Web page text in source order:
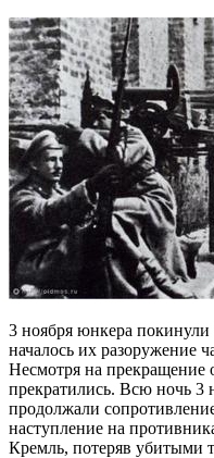
3 ноября юнкера
началось их разоружение
Несмотря на прекращение
прекратились. Всю ночь 3
продолжали
наступление на
Кремль, потеряв убитыми